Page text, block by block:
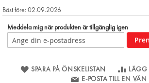
Bäst före: 02.09.2026
Meddela mig när produkten är tillgänglig igen
SPARA PÅ ÖNSKELISTAN
LÄGG
E-POSTA TILL EN VÄN